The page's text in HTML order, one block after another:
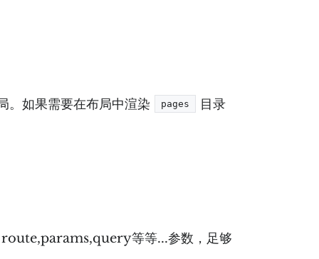
。如果需要在布局中渲染 pages 目录
route,params,query等等...参数，足够